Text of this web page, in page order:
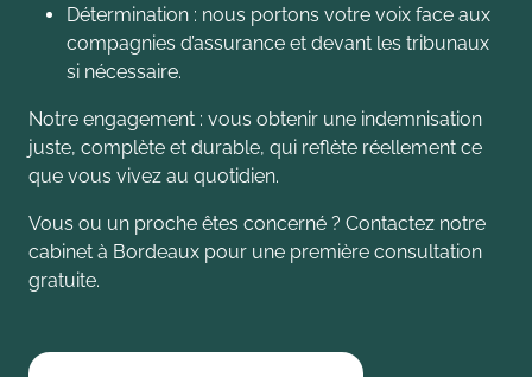
Détermination : nous portons votre voix face aux
compagnies d’assurance et devant les tribunaux
si nécessaire.
Notre engagement : vous obtenir une indemnisation
juste, complète et durable, qui reflète réellement ce
que vous vivez au quotidien.
Vous ou un proche êtes concerné ? Contactez notre
cabinet à Bordeaux pour une première consultation
gratuite.